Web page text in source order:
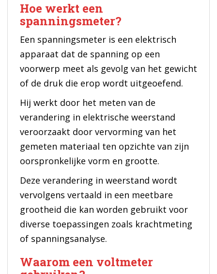
Hoe werkt een
spanningsmeter?
Een spanningsmeter is een elektrisch
apparaat dat de spanning op een
voorwerp meet als gevolg van het gewicht
of de druk die erop wordt uitgeoefend.
Hij werkt door het meten van de
verandering in elektrische weerstand
veroorzaakt door vervorming van het
gemeten materiaal ten opzichte van zijn
oorspronkelijke vorm en grootte.
Deze verandering in weerstand wordt
vervolgens vertaald in een meetbare
grootheid die kan worden gebruikt voor
diverse toepassingen zoals krachtmeting
of spanningsanalyse.
Waarom een voltmeter